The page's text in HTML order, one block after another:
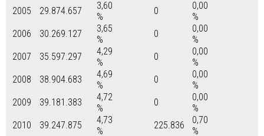
2005
29.874.657
3,60
%
0
0,00
%
2006
30.269.127
3,65
%
0
0,00
%
2007
35.597.297
4,29
%
0
0,00
%
2008
38.904.683
4,69
%
0
0,00
%
2009
39.181.383
4,72
%
0
0,00
%
2010
39.247.875
4,73
%
225.836
0,70
%